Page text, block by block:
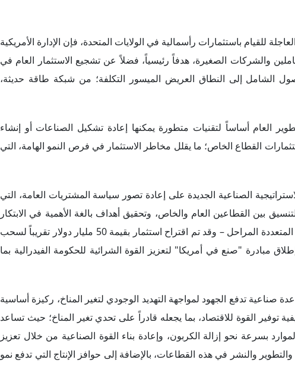
للقيام باستثمارات رأسمالية في الولايات المتحدة، فإن الإدارة الأمريكية
والشركات الصغيرة، هدفاً رئيسياً، فضلاً عن تشجيع الاستثمار العام في
الشامل إلى النطاق العريض الميسور التكلفة؛ من شبكة طاقة حديثة،
العام أساساً لتقنيات متطورة يمكنها إعادة تشكيل الصناعات أو إنشاء
القطاع الخاص؛ ما يقلل مخاطر الاستثمار في فرص النمو الهامة، التي
الصناعية الجديدة على إعادة تصور سياسة المشتريات العامة، التي
بين القطاعين العام والخاص، وتحقيق أهداف بالغة الأهمية في الابتكار
باستخدام نماذج مدفوعة بالنتائج – مثل الجوائز والتحديات والمسابقات المتعددة المراحل – وقد تم اقتراح استثمار بقيمة 50 مليار دولار تقريباً لسحب
مبادرة "صنع في أمريكا" لتعزيز القوة الشرائية للحكومة الفيدرالية بما
صناعية تدفع الجهود لمواجهة التهديد الوجودي لتغير المناخ، ركيزة أساسية
توفير القوة للاقتصاد، بما يجعله قادراً على تحدي تغير المناخ؛ حيث تساعد
بسرعة نحو إزالة الكربون، وإعادة بناء القوة الصناعية من خلال تعزيز
والنشر في هذه القطاعات، بالإضافة إلى حوافز الإنتاج التي تدفع نمو